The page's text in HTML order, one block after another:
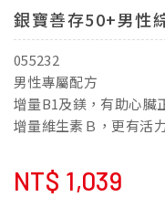
銀寶善存50+男性
055232
男性專屬配方
增量B1及鎂，有助心臟
增量維生素Ｂ，更有活
NT$ 1,039